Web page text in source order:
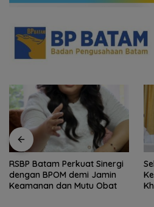
Sekolah Kepulauan dan 3T
Kepri Dapat Perhatian
Khusus, Revitalisasi Capai